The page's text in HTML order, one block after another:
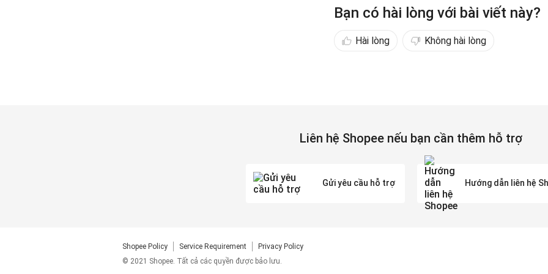
Bạn có hài lòng với bài viết này?
Hài lòng Không hài lòng
Liên hệ Shopee nếu bạn cần thêm hỗ trợ
Gửi yêu cầu hỗ trợ Hướng dẫn liên hệ
Shopee Policy Service Requirement
Privacy Policy
© 2021 Shopee. Tất cả các quyền được bảo lưu.